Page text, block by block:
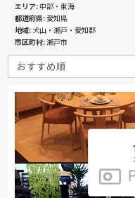
エリア 中部・東海
都道府県 愛知県
地域 犬山・瀬戸・愛知郡
市区町村 瀬戸市